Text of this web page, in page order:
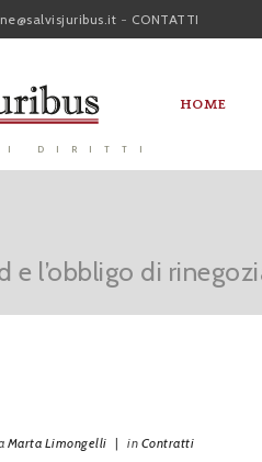
- CONTATTI
I DIRITTI
HOME
e l’obbligo di
Marta Limongelli | in Contratti